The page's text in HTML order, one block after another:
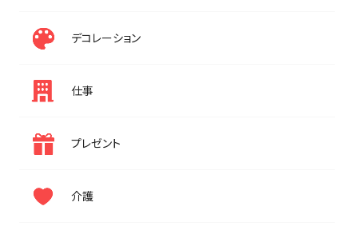
デコレーション
仕事
プレゼント
介護